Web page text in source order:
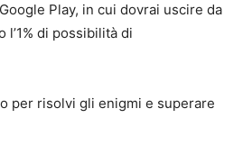
Play, in cui dovrai uscire da
l’1% di possibilità di
per risolvi gli enigmi e superare